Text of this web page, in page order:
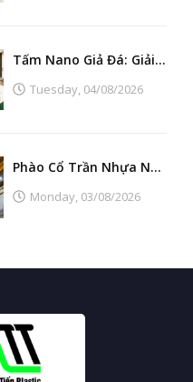
Tấm Nano Giả Đá: Giải Pháp Thay Thế Đá Tự Nhiên Đẹp, Bền Và Tiết Kiệm
Tuesday, 04/08/2026
Phào Cổ Trần Nhựa Nano: Điều Khác Biệt Nằm Ở Đâu?
Monday, 03/08/2026